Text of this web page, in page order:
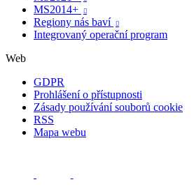
MS2014+ 
Regiony nás baví 
Integrovaný operační program
Web
GDPR
Prohlášení o přístupnosti
Zásady používání souborů cookie
RSS
Mapa webu